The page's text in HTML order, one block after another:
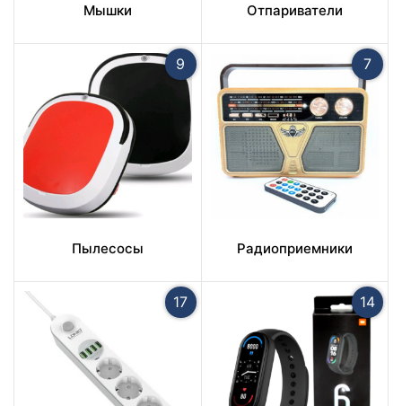
Мышки Отпариватели
9
Пылесосы
7
Радиоприемники
17 14